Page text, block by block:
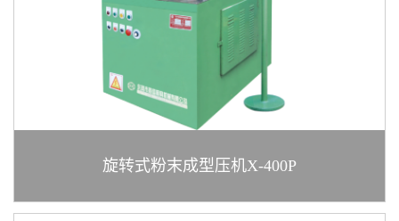
旋转式粉末成型压机X-400P